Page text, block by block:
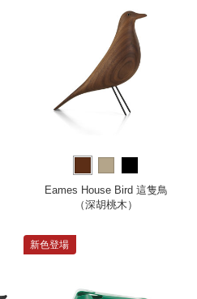
Eames House Bird 這隻鳥
（深胡桃木）
新色登場